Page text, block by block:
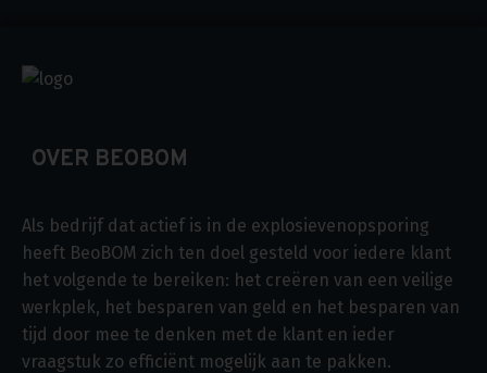
OVER BEOBOM
Als bedrijf dat actief is in de explosievenopsporing
heeft BeoBOM zich ten doel gesteld voor iedere klant
het volgende te bereiken: het creëren van een veilige
werkplek, het besparen van geld en het besparen van
tijd door mee te denken met de klant en ieder
vraagstuk zo efficiënt mogelijk aan te pakken.